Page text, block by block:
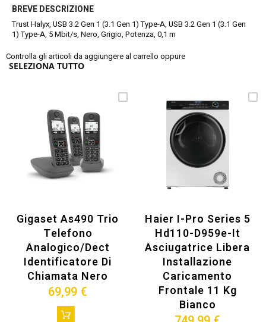
BREVE DESCRIZIONE
Trust Halyx, USB 3.2 Gen 1 (3.1 Gen 1) Type-A, USB 3.2 Gen 1 (3.1 Gen
1) Type-A, 5 Mbit/s, Nero, Grigio, Potenza, 0,1 m
Controlla gli articoli da aggiungere al carrello oppure
SELEZIONA TUTTO
Gigaset As490 Trio
Telefono
Analogico/dect
Identificatore Di
Chiamata Nero
69,99 €
Haier I-Pro Series 5
Hd110-D959e-It
Asciugatrice Libera
Installazione
Caricamento
Frontale 11 Kg
Bianco